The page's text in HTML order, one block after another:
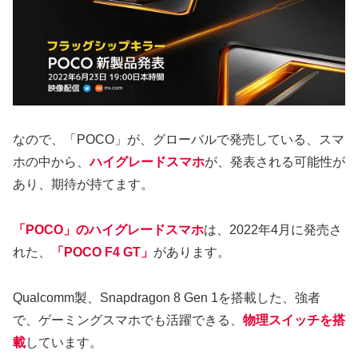
なので、「POCO」が、グローバルで発売している、スマ
ホの中から、ハイグレードスマホが、発表される可能性が
あり、期待が持てます。
「POCO」のハイグレードスマホは、2022年4月に発売さ
れた、
「POCO F4 GT」 があります。
Qualcomm製、Snapdragon 8 Gen 1を搭載した、強者
で、ゲーミングスマホでも活躍できる、 物理スイッチを搭
載しています。